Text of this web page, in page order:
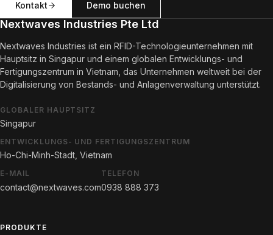
Kontakt Demo buchen
Nextwaves Industries Pte Ltd
Nextwaves Industries ist ein RFID-Technologieunternehmen mit
Hauptsitz in Singapur und einem globalen Entwicklungs- und
Fertigungszentrum in Vietnam, das Unternehmen weltweit bei der
Digitalisierung von Bestands- und Anlagenverwaltung unterstützt.
GLOBALER HAUPTSITZ
Singapur
ENTWICKLUNGS- UND FERTIGUNGSZENTRUM
Ho-Chi-Minh-Stadt, Vietnam
E-MAIL
contact@nextwaves.com
TELEFON
0938 888 373
PRODUKTE